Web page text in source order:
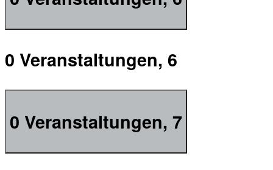
0 Veranstaltungen, 6
0 Veranstaltungen, 7